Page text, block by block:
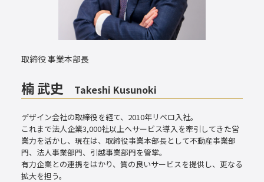
取締役 事業本部長
楠 武史 Takeshi Kusunoki
デザイン会社の取締役を経て、2010年リベロ入社。
これまで法人企業3,000社以上へサービス導入を牽引してきた営
業力を活かし、現在は、取締役事業本部長として不動産事業部
門、法人事業部門、引越事業部門を管掌。
有力企業との連携をはかり、質の良いサービスを提供し、更なる
拡大を担う。